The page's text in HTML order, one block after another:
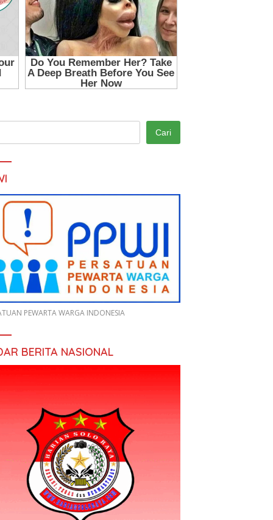
Cari
PEWARTA WARGA INDONESIA
BERITA NASIONAL